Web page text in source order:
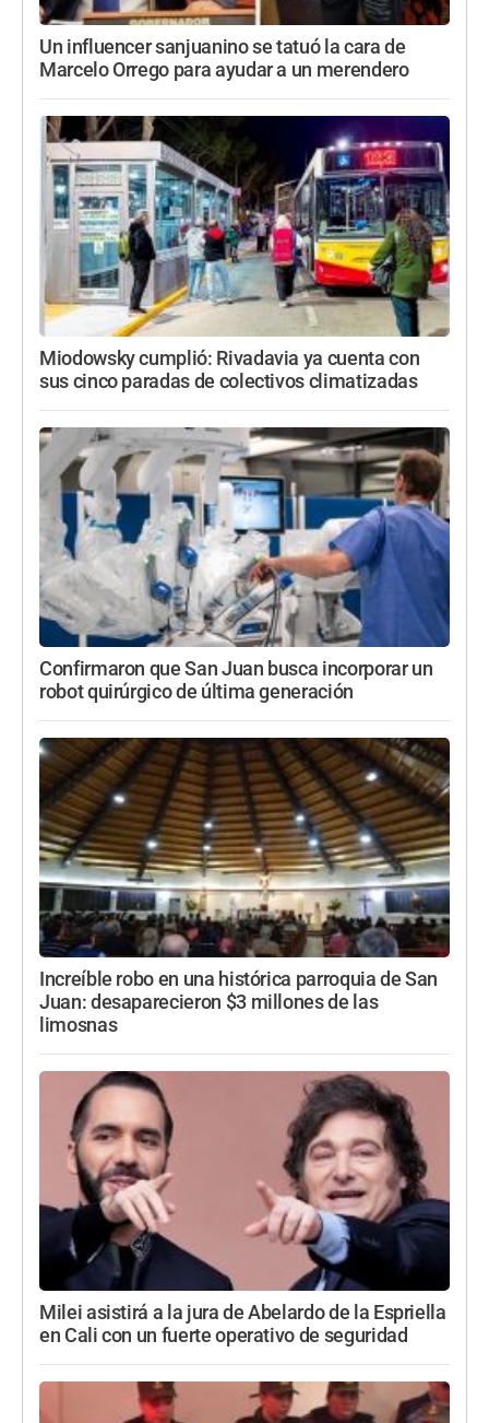
Un influencer sanjuanino se tatuó la cara de
Marcelo Orrego para ayudar a un merendero
Miodowsky cumplió: Rivadavia ya cuenta con
sus cinco paradas de colectivos climatizadas
Confirmaron que San Juan busca incorporar un
robot quirúrgico de última generación
Increíble robo en una histórica parroquia de San
Juan: desaparecieron $3 millones de las
limosnas
Milei asistirá a la jura de Abelardo de la Espriella
en Cali con un fuerte operativo de seguridad